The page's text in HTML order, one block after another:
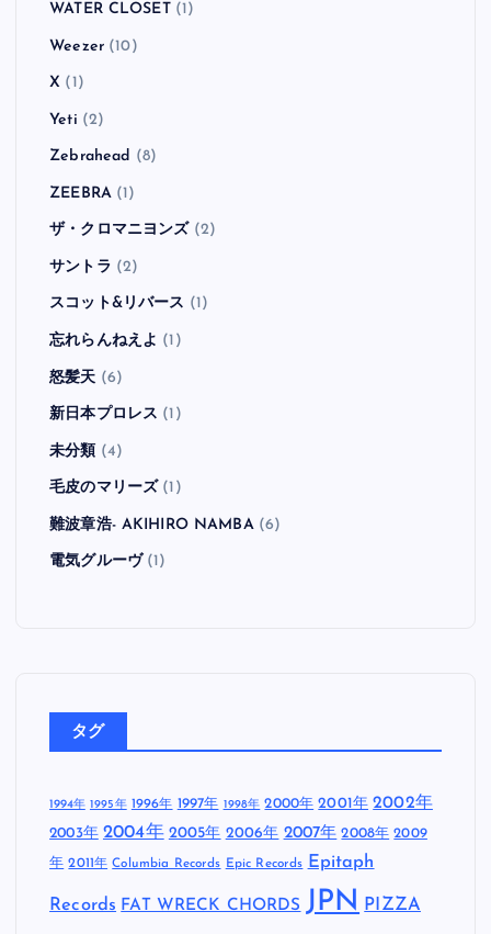
WATER CLOSET(1)
Weezer(10)
X (1)
Yeti (2)
Zebrahead (8)
ZEEBRA(1)
ザ・クロマニヨンズ (2)
サントラ (2)
スコット&リバース (1)
忘れらんねえよ (1)
怒髪天 (6)
新日本プロレス (1)
未分類 (4)
毛皮のマリーズ (1)
難波章浩- AKIHIRO NAMBA(6)
電気グルーヴ(1)
タグ
1994年 1995年 1996年 1997年 1998年 2000年 2001年 2002年
2003年 2004年 2005年 2006年 2007年 2008年 2009
年 2011年 Columbia Records Epic Records Epitaph
Records FAT WRECK CHORDS JPN PIZZA